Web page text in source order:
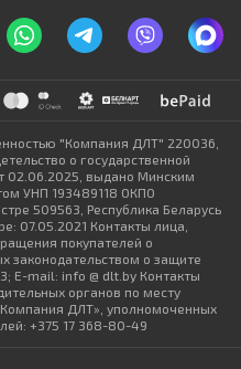
"Компания ДЛТ" 220036,
о государственной
02.06.2025, выдано Минским
УНП 193489118 ОКПО
509563, Республика Беларусь
07.05.2021 Контакты лица,
покупателей о
законодательством о защите
E-mail: info @ dlt.by Контакты
органов по месту
ДЛТ», уполномоченных
+375 17 368-80-49